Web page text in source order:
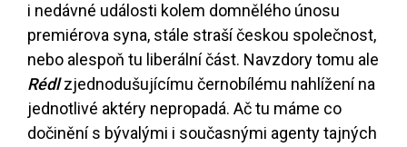
i nedávné události kolem domnělého únosu
premiérova syna, stále straší českou společnost,
nebo alespoň tu liberální část. Navzdory tomu ale
Rédlzjednodušujícímu černobílému nahlížení na
jednotlivé aktéry nepropadá. Ač tu máme co
dočinění s bývalými i současnými agenty tajných